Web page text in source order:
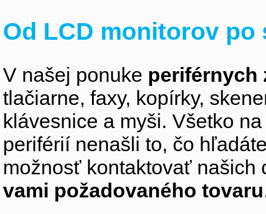
Od LCD monitorov
V našej ponuke periférnych
tlačiarne, faxy, kopírky,
klávesnice a myši. Všetko
periférií nenašli to, čo
možnosť kontaktovať
vami požadovaného tovaru